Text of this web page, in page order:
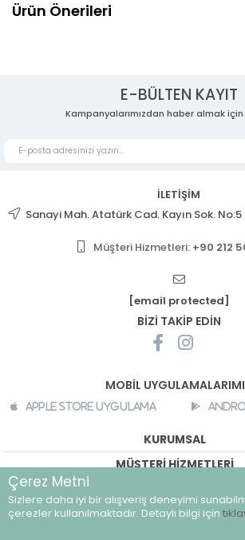
Ürün Önerileri
E-BÜLTEN KAYIT
Kampanyalarımızdan haber almak için
İLETİŞİM
Sanayi Mah. Atatürk Cad. Kayın Sok. No:5
Müşteri Hizmetleri: +90 212
[email protected]
BİZİ TAKİP EDİN
MOBİL
Apple Store Uygulama
KURUMSAL
MÜŞTERİ HİZMETLERİ
©breeze.com.tr - Tüm hakları
Çerez Metni
Sizlere daha iyi bir alışveriş deneyimi
çerezler kullanılmaktadır. Detaylı bilgi için